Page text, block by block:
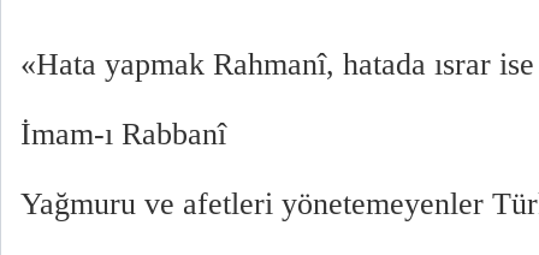
«Hata yapmak Rahmanî, hatada ısrar
İmam-ı Rabbanî
Yağmuru ve afetleri yönetemeyenler